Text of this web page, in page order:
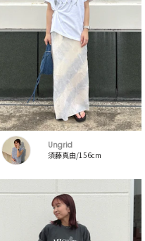
Ungrid
須藤真由/156cm